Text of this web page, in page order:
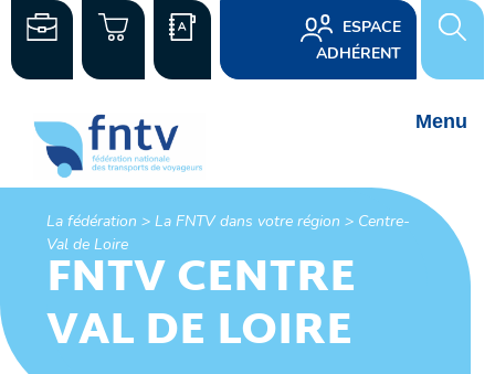
ESPACE
ADHÉRENT
La fédération > La FNTV dans votre région > Centre-
Val de Loire
FNTV CENTRE
VAL DE LOIRE